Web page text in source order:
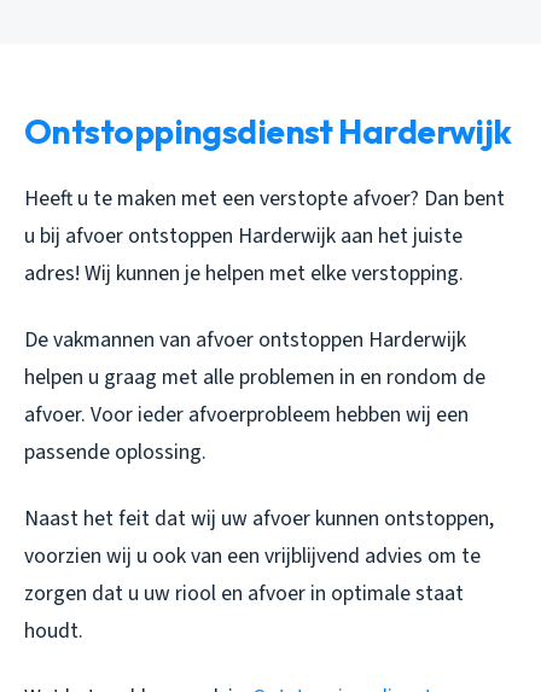
Ontstoppingsdienst Harderwijk
Heeft u te maken met een verstopte afvoer? Dan bent
u bij afvoer ontstoppen Harderwijk aan het juiste
adres! Wij kunnen je helpen met elke verstopping.
De vakmannen van afvoer ontstoppen Harderwijk
helpen u graag met alle problemen in en rondom de
afvoer. Voor ieder afvoerprobleem hebben wij een
passende oplossing.
Naast het feit dat wij uw afvoer kunnen ontstoppen,
voorzien wij u ook van een vrijblijvend advies om te
zorgen dat u uw riool en afvoer in optimale staat
houdt.